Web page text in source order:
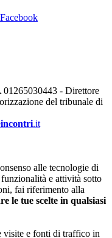
- Direttore
del tribunale di
incontri.it
alle tecnologie di
e attività sotto
fai riferimento alla
le tue scelte in qualsiasi
visite e fonti di traffico in